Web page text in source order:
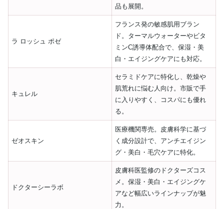
品も展開。
ラ ロッシュ ポゼ
フランス発の敏感肌用ブラン
ド。ターマルウォーターやビタ
ミンC誘導体配合で、保湿・美
白・エイジングケアにも対応。
キュレル
セラミドケアに特化し、乾燥や
肌荒れに悩む人向け。市販で手
に入りやすく、コスパにも優れ
る。
ゼオスキン
医療機関専売。皮膚科学に基づ
く成分設計で、アンチエイジン
グ・美白・毛穴ケアに特化。
ドクターシーラボ
皮膚科医監修のドクターズコス
メ。保湿・美白・エイジングケ
アなど幅広いラインナップが魅
力。